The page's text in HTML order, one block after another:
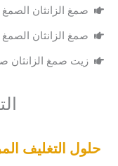
صمغ الزانثان الصمغ
صمغ الزانثان الصمغ
زيت صمغ الزانثان
حلول التغليف